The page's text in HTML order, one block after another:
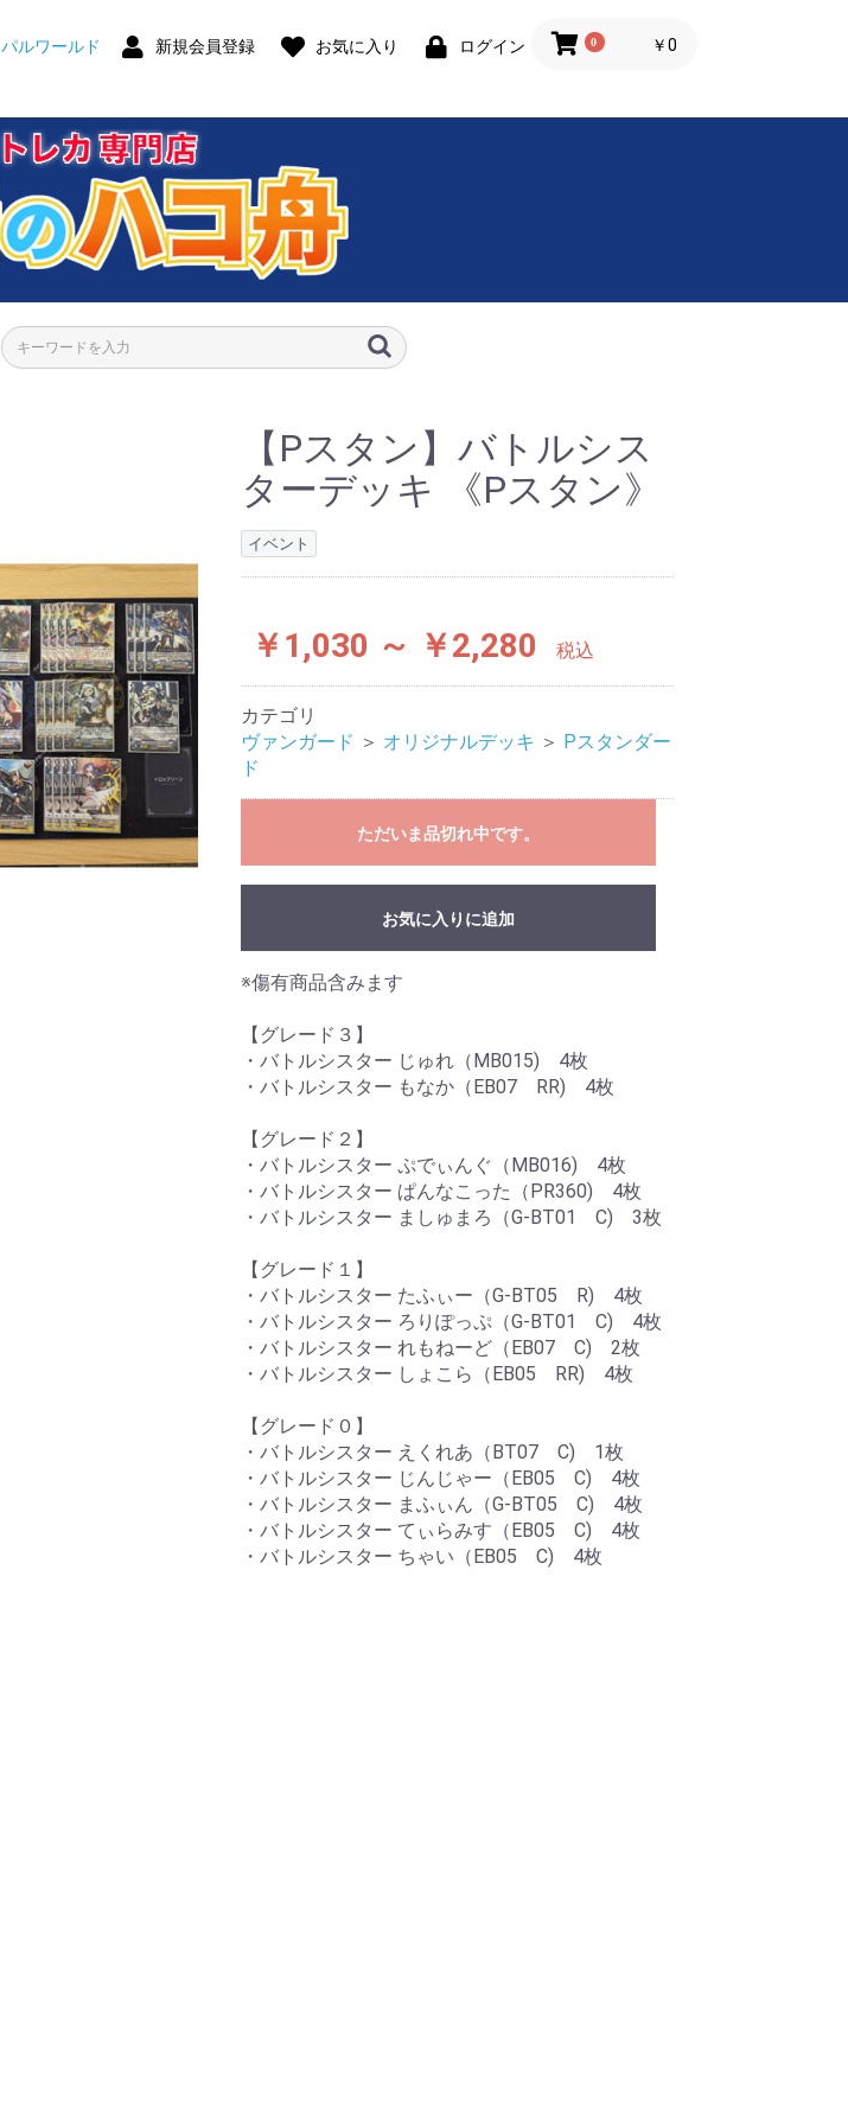
パルワールド 新規会員登録 お気に入り ログイン 0 ￥0
【Pスタン】バトルシス
ターデッキ 《Pスタン》
イベント
￥1,030 ～ ￥2,280 税込
カテゴリ
ヴァンガード ＞ オリジナルデッキ ＞ Pスタンダー
ド
ただいま品切れ中です。
お気に入りに追加
※傷有商品含みます
【グレード３】
・バトルシスター じゅれ（MB015) 4枚
・バトルシスター もなか（EB07 RR) 4枚
【グレード２】
・バトルシスター ぷでぃんぐ（MB016) 4枚
・バトルシスター ぱんなこった（PR360) 4枚
・バトルシスター ましゅまろ（G-BT01 C) 3枚
【グレード１】
・バトルシスター たふぃー（G-BT05 R) 4枚
・バトルシスター ろりぽっぷ（G-BT01 C) 4枚
・バトルシスター れもねーど（EB07 C) 2枚
・バトルシスター しょこら（EB05 RR) 4枚
【グレード０】
・バトルシスター えくれあ（BT07 C) 1枚
・バトルシスター じんじゃー（EB05 C) 4枚
・バトルシスター まふぃん（G-BT05 C) 4枚
・バトルシスター てぃらみす（EB05 C) 4枚
・バトルシスター ちゃい（EB05 C) 4枚